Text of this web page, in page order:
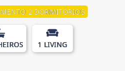
2 DORMITÓRIOS
1 LIVING